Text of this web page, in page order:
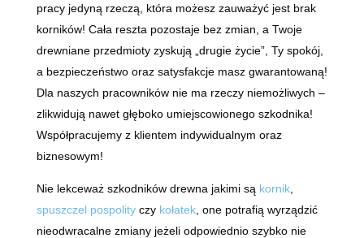
pracy jedyną rzeczą, która możesz zauważyć jest brak
korników! Cała reszta pozostaje bez zmian, a Twoje
drewniane przedmioty zyskują „drugie życie”, Ty spokój,
a bezpieczeństwo oraz satysfakcje masz gwarantowaną!
Dla naszych pracowników nie ma rzeczy niemożliwych –
zlikwidują nawet głęboko umiejscowionego szkodnika!
Współpracujemy z klientem indywidualnym oraz
biznesowym!
Nie lekceważ szkodników drewna jakimi są kornik,
spuszczel pospolityczy kołatek, one potrafią wyrządzić
nieodwracalne zmiany jeżeli odpowiednio szybko nie